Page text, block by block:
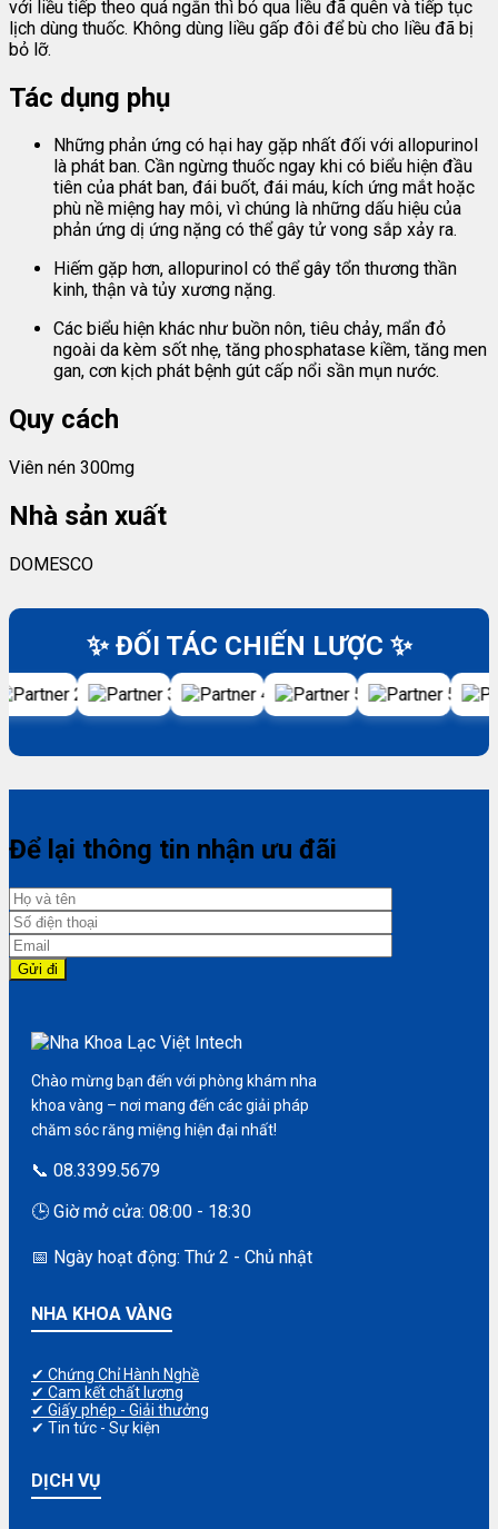
với liều tiếp theo quá ngắn thì bỏ qua liều đã quên và tiếp tục
lịch dùng thuốc. Không dùng liều gấp đôi để bù cho liều đã bị
bỏ lỡ.
Tác dụng phụ
Những phản ứng có hại hay gặp nhất đối với allopurinol
là phát ban. Cần ngừng thuốc ngay khi có biểu hiện đầu
tiên của phát ban, đái buốt, đái máu, kích ứng mắt hoặc
phù nề miệng hay môi, vì chúng là những dấu hiệu của
phản ứng dị ứng nặng có thể gây tử vong sắp xảy ra.
Hiếm gặp hơn, allopurinol có thể gây tổn thương thần
kinh, thận và tủy xương nặng.
Các biểu hiện khác như buồn nôn, tiêu chảy, mẩn đỏ
ngoài da kèm sốt nhẹ, tăng phosphatase kiềm, tăng men
gan, cơn kịch phát bệnh gút cấp nổi sần mụn nước.
Quy cách
Viên nén 300mg
Nhà sản xuất
DOMESCO
✨ ĐỐI TÁC CHIẾN LƯỢC ✨
Để lại thông tin nhận ưu đãi
Chào mừng bạn đến với phòng khám nha
khoa vàng – nơi mang đến các giải pháp
chăm sóc răng miệng hiện đại nhất!
📞 08.3399.5679
🕒 Giờ mở cửa: 08:00 - 18:30
📅 Ngày hoạt động: Thứ 2 - Chủ nhật
NHA KHOA VÀNG
✔ Chứng Chỉ Hành Nghề
✔ Cam kết chất lượng
✔ Giấy phép - Giải thưởng
✔ Tin tức - Sự kiện
DỊCH VỤ